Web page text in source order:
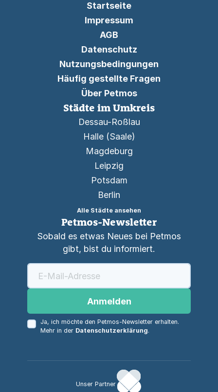
Startseite
Impressum
AGB
Datenschutz
Nutzungsbedingungen
Häufig gestellte Fragen
Über Petmos
Städte im Umkreis
Dessau-Roßlau
Halle (Saale)
Magdeburg
Leipzig
Potsdam
Berlin
Alle Städte ansehen
Petmos-Newsletter
Sobald es etwas Neues bei Petmos
gibt, bist du informiert.
Anmelden
Ja, ich möchte den Petmos-Newsletter erhalten.
Mehr in der Datenschutzerklärung.
Unser Partner